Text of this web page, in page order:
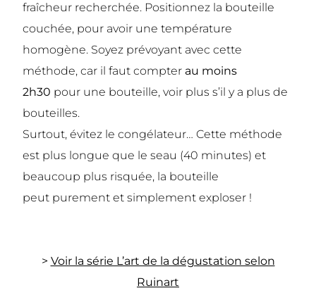
fraîcheur recherchée. Positionnez la bouteille
couchée, pour avoir une température
homogène. Soyez prévoyant avec cette
méthode, car il faut compter au moins
2h30 pour une bouteille, voir plus s’il y a plus de
bouteilles.
Surtout, évitez le congélateur… Cette méthode
est plus longue que le seau (40 minutes) et
beaucoup plus risquée, la bouteille
peut purement et simplement exploser !
> Voir la série L’art de la dégustation selon
Ruinart